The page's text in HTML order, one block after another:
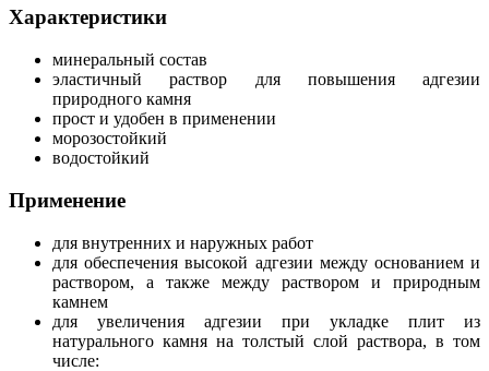
Характеристики
минеральный состав
эластичный раствор для повышения адгезии
природного камня
прост и удобен в применении
морозостойкий
водостойкий
Применение
для внутренних и наружных работ
для обеспечения высокой адгезии между основанием и
раствором, а также между раствором и природным
камнем
для увеличения адгезии при укладке плит из
натурального камня на толстый слой раствора, в том
числе: